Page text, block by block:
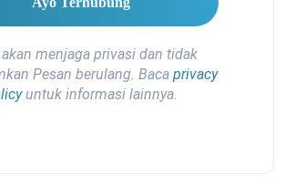
menjaga privasi dan tidak
Pesan berulang. Baca privacy
untuk informasi lainnya.